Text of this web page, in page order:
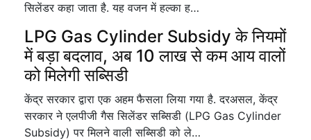
सिलेंडर कहा जाता है. यह वजन में हल्का ह…
LPG Gas Cylinder Subsidy के नियमों
में बड़ा बदलाव, अब 10 लाख से कम आय वालों
को मिलेगी सब्सिडी
केंद्र सरकार द्वारा एक अहम फैसला लिया गया है. दरअसल, केंद्र
सरकार ने एलपीजी गैस सिलेंडर सब्सिडी (LPG Gas Cylinder
Subsidy) पर मिलने वाली सब्सिडी को ले…